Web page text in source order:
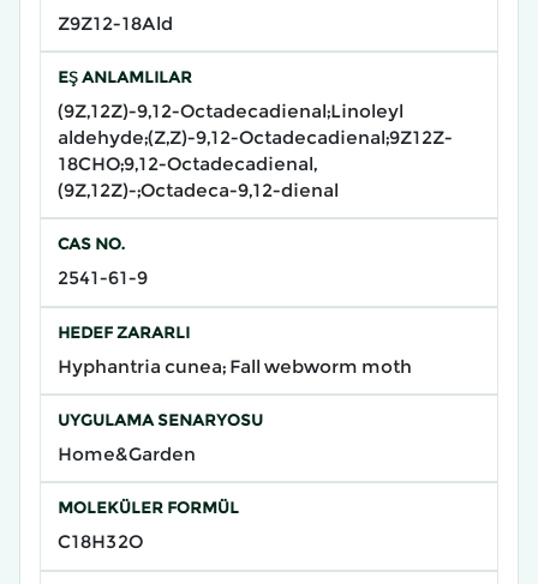
Z9Z12-18Ald
EŞ ANLAMLILAR
(9Z,12Z)-9,12-Octadecadienal;Linoleyl
aldehyde;(Z,Z)-9,12-Octadecadienal;9Z12Z-
18CHO;9,12-Octadecadienal,
(9Z,12Z)-;Octadeca-9,12-dienal
CAS NO.
2541-61-9
HEDEF ZARARLI
Hyphantria cunea; Fall webworm moth
UYGULAMA SENARYOSU
Home&Garden
MOLEKÜLER FORMÜL
C18H32O